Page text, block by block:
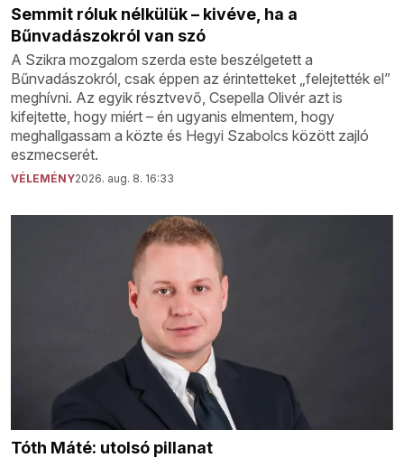
Semmit róluk nélkülük – kivéve, ha a
Bűnvadászokról van szó
A Szikra mozgalom szerda este beszélgetett a
Bűnvadászokról, csak éppen az érintetteket „felejtették el”
meghívni. Az egyik résztvevő, Csepella Olivér azt is
kifejtette, hogy miért – én ugyanis elmentem, hogy
meghallgassam a közte és Hegyi Szabolcs között zajló
eszmecserét.
VÉLEMÉNY2026. aug. 8. 16:33
Tóth Máté: utolsó pillanat